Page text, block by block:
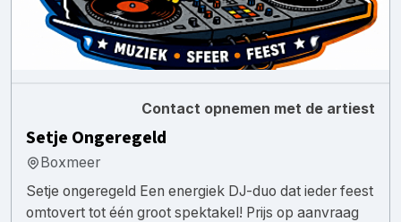
Contact opnemen met de artiest
Setje Ongeregeld
Boxmeer
Setje ongeregeld Een energiek DJ-duo dat ieder feest
omtovert tot één groot spektakel! Prijs op aanvraag